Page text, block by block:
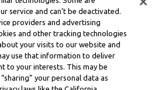
القانونية
الأخرى
مركز
ليرنيو
القانوني
شروط
service and can’t be deactivated.
providers and advertising
and other tracking technologies
your visits to our website and
use that information to deliver
to your interests. This may be
your personal data as